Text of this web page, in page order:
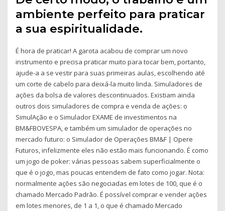
ambiente perfeito para praticar
a sua espiritualidade.
É hora de praticar! A garota acabou de comprar um novo
instrumento e precisa praticar muito para tocar bem, portanto,
ajude-a a se vestir para suas primeiras aulas, escolhendo até
um corte de cabelo para deixá-la muito linda. Simuladores de
ações da bolsa de valores descontinuados. Existiam ainda
outros dois simuladores de compra e venda de ações: o
SimulAção e o Simulador EXAME de investimentos na
BM&FBOVESPA, e também um simulador de operações no
mercado futuro: o Simulador de Operações BM&F | Opere
Futuros, infelizmente eles não estão mais funcionando. É como
um jogo de poker: várias pessoas sabem superficialmente o
que é o jogo, mas poucas entendem de fato como jogar. Nota:
normalmente ações são negociadas em lotes de 100, que é o
chamado Mercado Padrão. É possível comprar e vender ações
em lotes menores, de 1 a 1, o que é chamado Mercado